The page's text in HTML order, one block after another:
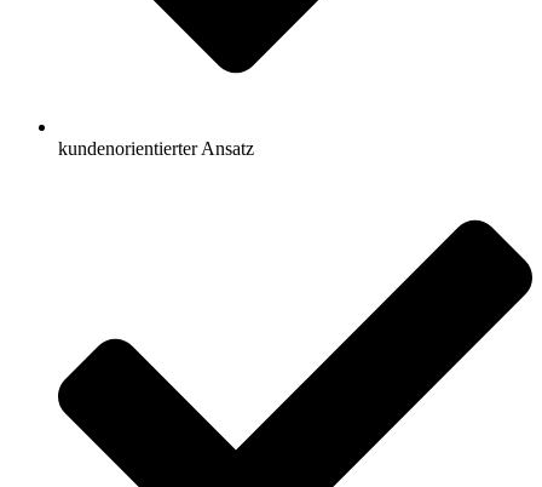
kundenorientierter Ansatz